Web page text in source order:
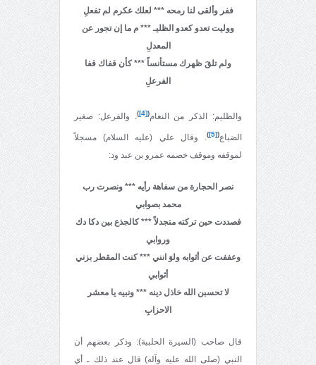
ففر وألقى لنا رمحه *** لعلك عكرم لم تفعلِ
ووليت تعدو كعدو الظليـ *** م ما إن تجور عن
المعدلِ
ولم تلقَ ظهرك مستأنساً *** كأن قفاك قفا
الفرعلِ
والظليم: الذكر من النعام(
[4]
). والفرعل: صغير
الضباع(
[5]
). وقال علي (عليه السلام) مسجلاً
لموقفه وموقف خصمه عمرو بن عبد ود:
نصر الحجارة من سفاهة رأيه *** ونصرت رب
محمد بصوابي
فصددت حين تركته متجدلاً *** كالجذع بين دكا دك
وروابي
وعففت عن أثوابه ولوَ انني *** كنت المقطر بزني
أثوابي
لا تحسبن الله خاذل دينه *** ونبيه يا معشر
الاحزابِ
قال صاحب (السيرة الحلبية): وذكر بعضهم أن
النبي (صلى الله عليه وآله) قال عند ذلك ـ أي